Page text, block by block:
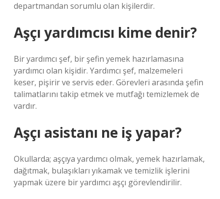
departmandan sorumlu olan kişilerdir.
Aşçı yardımcısı kime denir?
Bir yardımcı şef, bir şefin yemek hazırlamasına
yardımcı olan kişidir. Yardımcı şef, malzemeleri
keser, pişirir ve servis eder. Görevleri arasında şefin
talimatlarını takip etmek ve mutfağı temizlemek de
vardır.
Aşçı asistanı ne iş yapar?
Okullarda; aşçıya yardımcı olmak, yemek hazırlamak,
dağıtmak, bulaşıkları yıkamak ve temizlik işlerini
yapmak üzere bir yardımcı aşçı görevlendirilir.